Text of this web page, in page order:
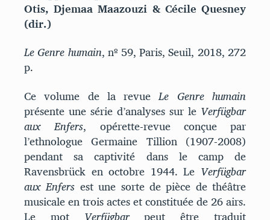
Otis, DjemaaMaazouzi & Cécile Quesney
(dir.)
Le Genre humain, nº 59, Paris, Seuil, 2018, 272
p.
Ce volume de la revueLe Genre humain
présente une série d’analyses sur le Verfügbar
aux Enfers, opérette-revue conçue par
l’ethnologue Germaine Tillion (1907-2008)
pendant sa captivité dans le camp de
Ravensbrück en octobre 1944. Le Verfügbar
aux Enfers est une sorte de pièce de théâtre
musicale en trois actes et constituée de 26 airs.